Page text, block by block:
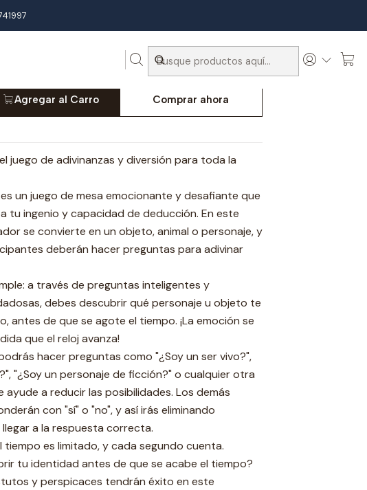
¿ Qué Soy Yo ?
Soy Yo ?
Agregar al Carro Comprar ahora
juego de adivinanzas y diversión para toda la
es un juego de mesa emocionante y desafiante que
tu ingenio y capacidad de deducción. En este
se convierte en un objeto, animal o personaje, y
deberán hacer preguntas para adivinar
a través de preguntas inteligentes y
debes descubrir qué personaje u objeto te
antes de que se agote el tiempo. ¡La emoción se
que el reloj avanza!
hacer preguntas como "¿Soy un ser vivo?",
"¿Soy un personaje de ficción?" o cualquier otra
a reducir las posibilidades. Los demás
con "sí" o "no", y así irás eliminando
a la respuesta correcta.
tiempo es limitado, y cada segundo cuenta.
tu identidad antes de que se acabe el tiempo?
y perspicaces tendrán éxito en este